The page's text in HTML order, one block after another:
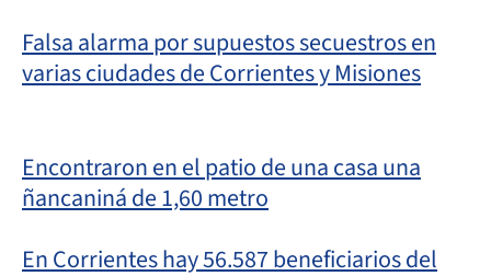
Falsa alarma por supuestos secuestros en
varias ciudades de Corrientes y Misiones
Encontraron en el patio de una casa una
ñancaniná de 1,60 metro
En Corrientes hay 56.587 beneficiarios del